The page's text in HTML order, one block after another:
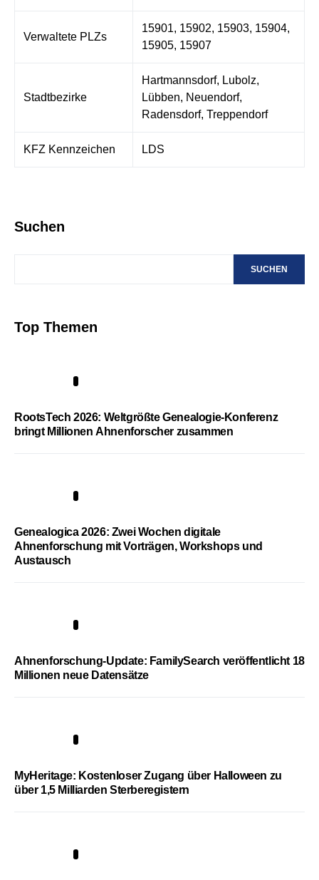
Verwaltete PLZs
15901, 15902, 15903, 15904,
15905, 15907
Stadtbezirke
Hartmannsdorf, Lubolz,
Lübben, Neuendorf,
Radensdorf, Treppendorf
KFZ Kennzeichen LDS
Suchen
SUCHEN
Top Themen
RootsTech 2026: Weltgrößte Genealogie-Konferenz
bringt Millionen Ahnenforscher zusammen
Genealogica 2026: Zwei Wochen digitale
Ahnenforschung mit Vorträgen, Workshops und
Austausch
Ahnenforschung-Update: FamilySearch veröffentlicht 18
Millionen neue Datensätze
MyHeritage: Kostenloser Zugang über Halloween zu
über 1,5 Milliarden Sterberegistern